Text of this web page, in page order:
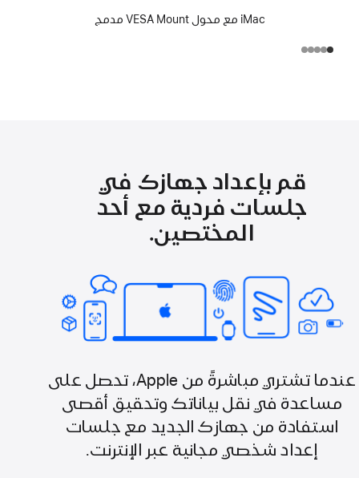
iMac مع محول VESA Mount مدمج
قم بإعداد جهازك في
جلسات فردية مع أحد
المختصين.
عندما تشتري مباشرةً من Apple، تحصل على
مساعدة في نقل بياناتك وتحقيق أقصى
استفادة من جهازك الجديد مع جلسات
إعداد شخصي مجانية عبر الإنترنت.